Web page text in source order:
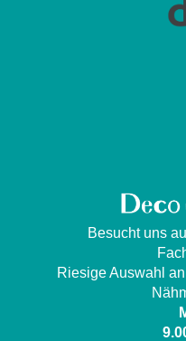
Besucht uns
Riesige Auswahl